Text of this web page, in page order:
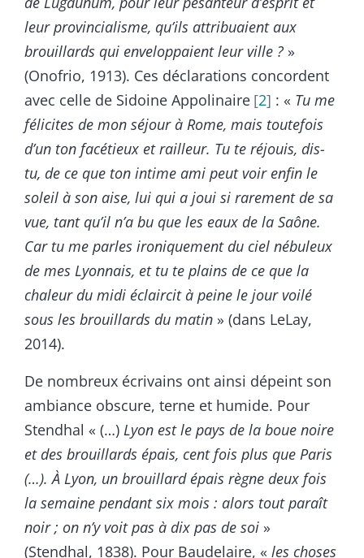
leur provincialisme, qu’ils attribuaient aux
brouillards qui enveloppaient leur ville ? »
(Onofrio, 1913). Ces déclarations concordent
avec celle de Sidoine Appolinaire 2 : « Tu me
félicites de mon séjour à Rome, mais toutefois
d’un ton facétieux et railleur. Tu te réjouis, dis-
tu, de ce que ton intime ami peut voir enfin le
soleil à son aise, lui qui a joui si rarement de sa
vue, tant qu’il n’a bu que les eaux de la Saône.
Car tu me parles ironiquement du ciel nébuleux
de mes Lyonnais, et tu te plains de ce que la
chaleur du midi éclaircit à peine le jour voilé
sous les brouillards du matin » (dans LeLay,
2014).
De nombreux écrivains ont ainsi dépeint son
ambiance obscure, terne et humide. Pour
Stendhal « (…) Lyon est le pays de la boue noire
et des brouillards épais, cent fois plus que Paris
(…). À Lyon, un brouillard épais règne deux fois
la semaine pendant six mois : alors tout paraît
noir ; on n’y voit pas à dix pas de soi »
(Stendhal, 1838). Pour Baudelaire, « les choses